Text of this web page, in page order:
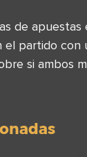
de
el partido
si ambos